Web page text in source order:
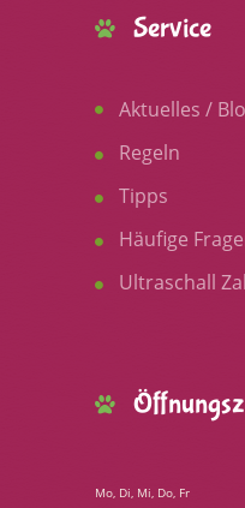
Service
Aktuelles /
Regeln
Tipps
Häufige
Ultraschall
Mo, Di, Mi, Do, Fr